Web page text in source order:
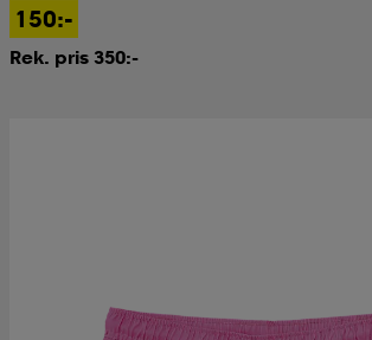
150:-
Rek. pris 350:-